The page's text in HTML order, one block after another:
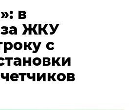
в
ЖКУ
с